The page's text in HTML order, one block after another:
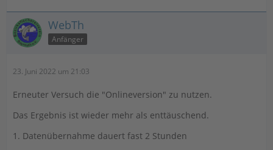
WebTh
Anfänger
23. Juni 2022 um 21:03
Erneuter Versuch die "Onlineversion" zu nutzen.
Das Ergebnis ist wieder mehr als enttäuschend.
1. Datenübernahme dauert fast 2 Stunden